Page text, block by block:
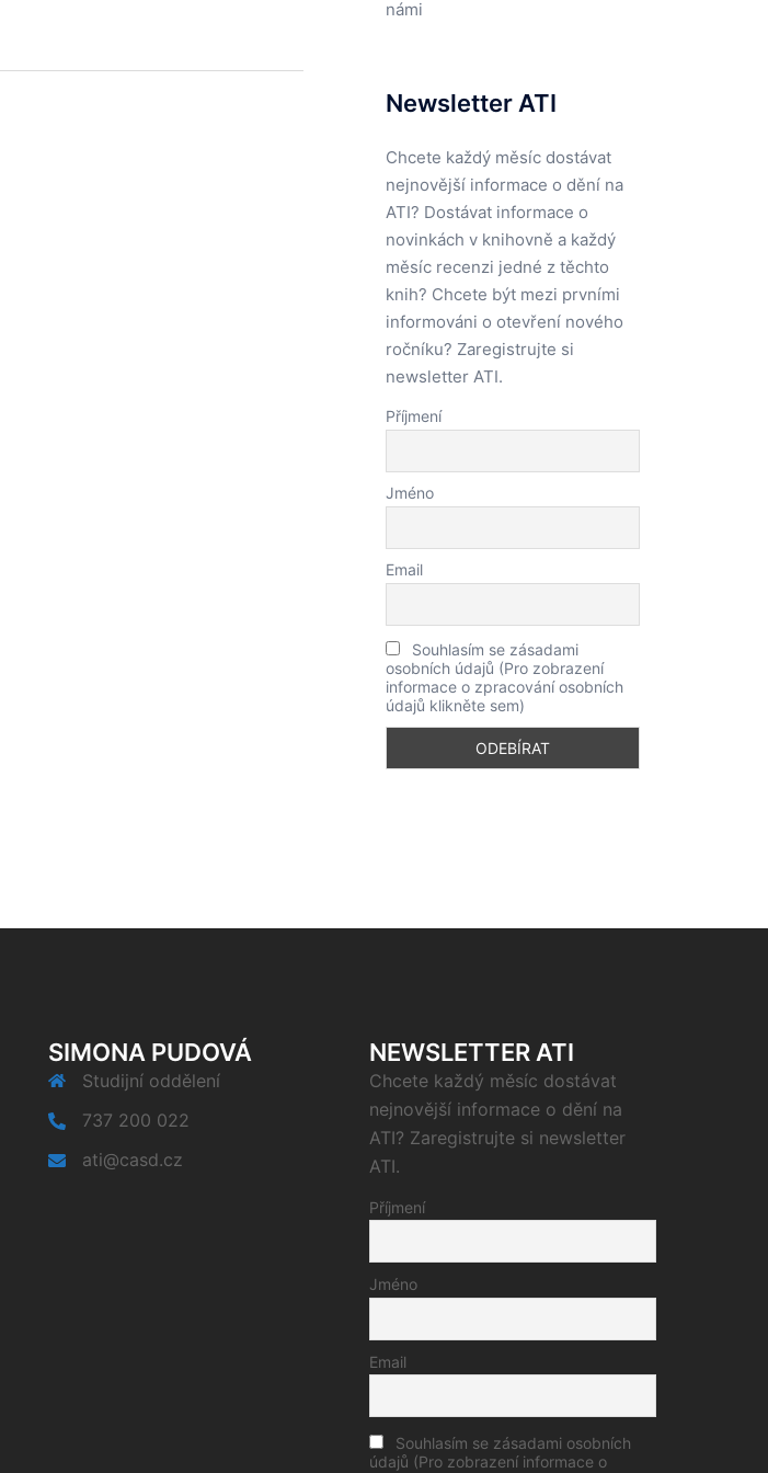
námi
Newsletter ATI
Chcete každý měsíc dostávat
nejnovější informace o dění na
ATI? Dostávat informace o
novinkách v knihovně a každý
měsíc recenzi jedné z těchto
knih? Chcete být mezi prvními
informováni o otevření nového
ročníku? Zaregistrujte si
newsletter ATI.
Příjmení
Jméno
Email
Souhlasím se zásadami
osobních údajů (Pro zobrazení
informace o zpracování osobních
údajů klikněte sem)
SIMONA PUDOVÁ
Studijní oddělení
737 200 022
ati@casd.cz
NEWSLETTER ATI
Chcete každý měsíc dostávat
nejnovější informace o dění na
ATI? Zaregistrujte si newsletter
ATI.
Příjmení
Jméno
Email
Souhlasím se zásadami osobních
údajů (Pro zobrazení informace o